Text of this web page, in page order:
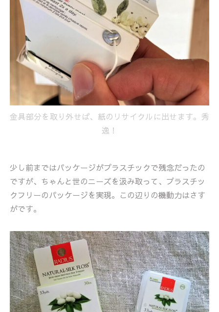
金具部分を取り外せば、紙のリサイクルに出せます。秀
逸！
少し前まではパッケージがプラスチックで残念だったの
ですが、ちゃんと世のニーズを汲み取って、プラスチッ
クフリーのパッケージを実現。この辺りの機動力はさす
がです。